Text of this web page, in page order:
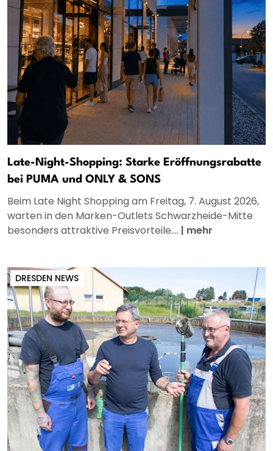
Late-Night-Shopping: Starke Eröffnungsrabatte
bei PUMA und ONLY & SONS
Beim Late Night Shopping am Freitag, 7. August 2026,
warten in den Marken-Outlets Schwarzheide-Mitte
besonders attraktive Preisvorteile.... | mehr
DRESDEN NEWS